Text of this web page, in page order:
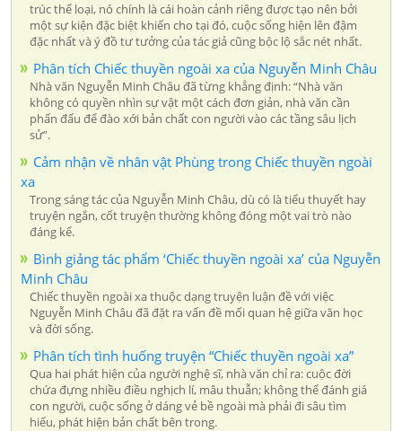
trúc thể loại, nó chính là cái hoàn cảnh riêng được tạo nên bởi
một sự kiện đặc biệt khiến cho tại đó, cuộc sống hiện lên đậm
đặc nhất và ý đồ tư tưởng của tác giả cũng bộc lộ sắc nét nhất.
Phân tích Chiếc thuyền ngoài xa của Nguyễn Minh Châu
Nhà văn Nguyễn Minh Châu đã từng khẳng định: “Nhà văn
không có quyền nhìn sự vật một cách đơn giản, nhà văn cần
phấn đấu để đào xới bản chất con người vào các tầng sâu lịch
sử”.
Cảm nhận về nhân vật Phùng trong Chiếc thuyền ngoài
xa
Trong sáng tác của Nguyễn Minh Châu, dù có là tiểu thuyết hay
truyện ngắn, cốt truyện thường không đóng một vai trò nào
đáng kể.
Bình giảng tác phẩm ‘Chiếc thuyền ngoài xa’ của Nguyễn
Minh Châu
Chiếc thuyền ngoài xa thuộc dạng truyện luận đề với việc
Nguyễn Minh Châu đã đặt ra vấn đề mối quan hệ giữa văn học
và đời sống.
Phân tích tình huống truyện “Chiếc thuyền ngoài xa”
Qua hai phát hiện của người nghệ sĩ, nhà văn chỉ ra: cuộc đời
chứa đựng nhiều điều nghịch lí, mâu thuẫn; không thể đánh giá
con người, cuộc sống ở dáng vẻ bề ngoài mà phải đi sâu tìm
hiểu, phát hiện bản chất bên trong.